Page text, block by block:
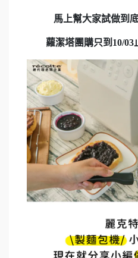
馬上幫大家試做到
蘿潔塔團購只到10/03